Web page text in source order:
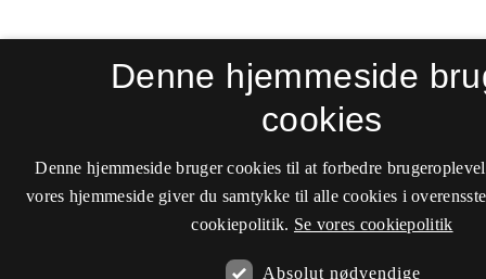
Denne hjemmeside
cookies
Denne hjemmeside bruger cookies til at forbedre
vores hjemmeside giver du samtykke til alle cookies i
cookiepolitik. Se vores cookiepolitik
Absolut nødvendige